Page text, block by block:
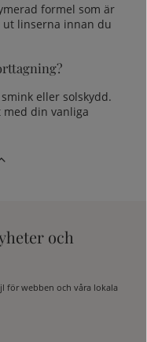
formel som är
ut linserna innan du
eller solskydd.
din vanliga
och
för webben och våra lokala